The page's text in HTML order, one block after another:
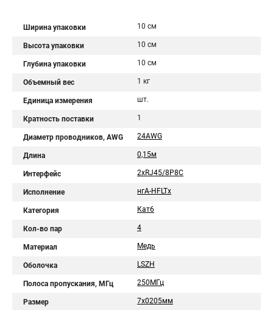
Ширина упаковки 10 см
Высота упаковки 10 см
Глубина упаковки 10 см
Объемный вес 1 кг
Единица измерения шт.
Кратность поставки 1
Диаметр проводников, AWG 24AWG
Длина 0,15м
Интерфейс 2хRJ45/8P8C
Исполнение нгА-HFLTx
Категория Кат6
Кол-во пар 4
Материал Медь
Оболочка LSZH
Полоса пропускания, МГц 250МГц
Размер 7х0205мм